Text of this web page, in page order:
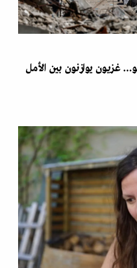
غزيون يوازنون بين الأمل